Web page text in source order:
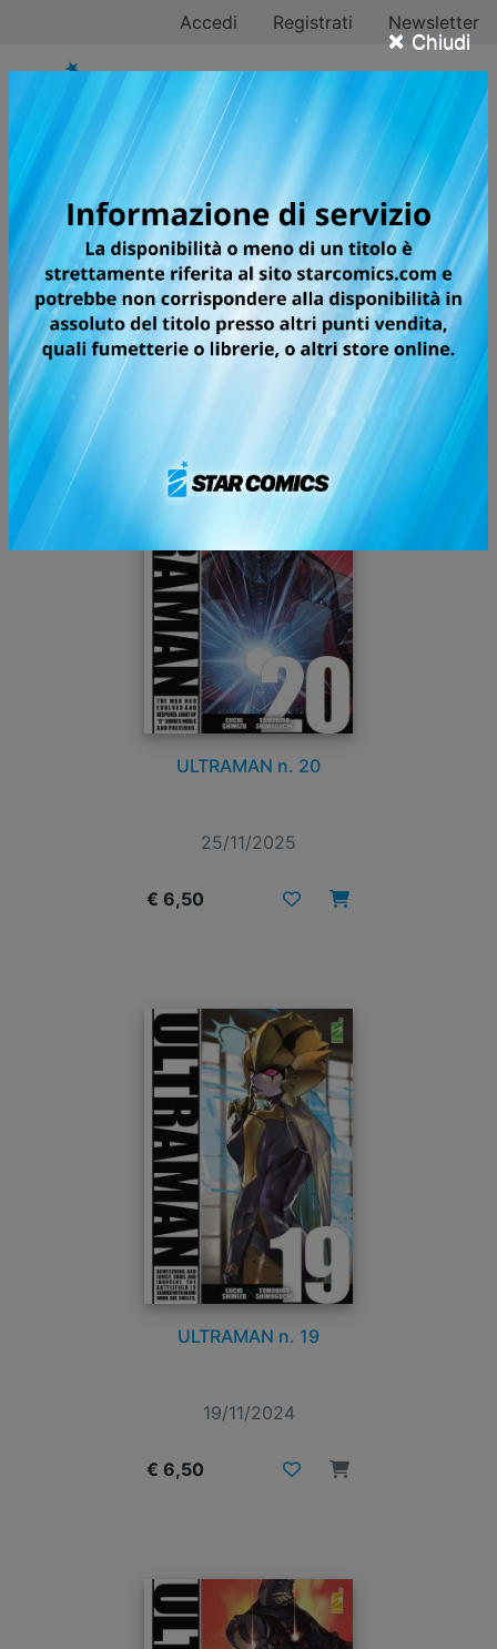
× Chiudi
Accedi Registrati Newsletter
Ricerca avanzata
fumetti
Ricerca tutti i fumetti Starcomics per titolo, categoria,
sottocategoria, autore oppure testata.
Filtra ricerca
ULTRAMAN n. 20
25/11/2025
€ 6,50
ULTRAMAN n. 19
19/11/2024
€ 6,50